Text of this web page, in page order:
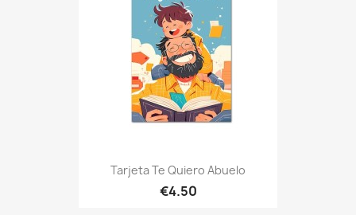
Tarjeta Te Quiero Abuelo
€4.50